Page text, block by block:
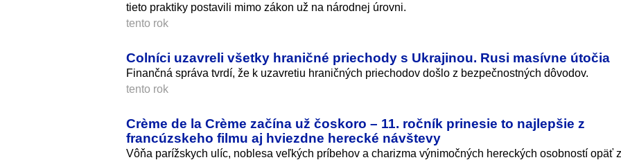
tieto praktiky postavili mimo zákon už na národnej úrovni.
tento rok
Colníci uzavreli všetky hraničné priechody s Ukrajinou. Rusi masívne útočia
Finančná správa tvrdí, že k uzavretiu hraničných priechodov došlo z bezpečnostných dôvodov.
tento rok
Crème de la Crème začína už čoskoro – 11. ročník prinesie to najlepšie z
francúzskeho filmu aj hviezdne herecké návštevy
Vôňa parížskych ulíc, noblesa veľkých príbehov a charizma výnimočných hereckých osobností opäť